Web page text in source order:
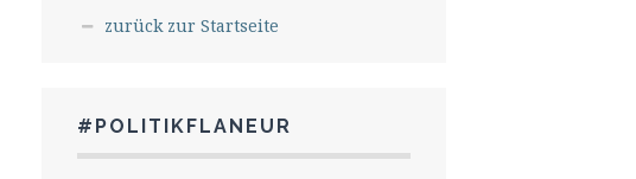
zurück zur Startseite
#POLITIKFLANEUR